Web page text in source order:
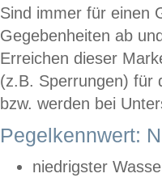
Sind immer für einen
Gegebenheiten ab
Erreichen dieser
(z.B. Sperrungen) für
bzw. werden bei
Pegelkennwert:
niedrigster